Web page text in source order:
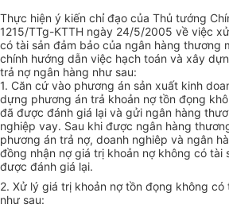
Thực hiện ý kiến chỉ đạo của Thủ tướng
1215/TTg-KTTH ngày 24/5/2005 về việc
có tài sản đảm bảo của ngân hàng thương
chính hướng dẫn việc hạch toán và xây
trả nợ ngân hàng như sau:
1. Căn cứ vào phương án sản xuất kinh
dựng phương án trả khoản nợ tồn đọng
đã được đánh giá lại và gửi ngân hàng
nghiệp vay. Sau khi được ngân hàng
phương án trả nợ, doanh nghiêp và ngân
đồng nhận nợ giá trị khoản nợ không có tài
được đánh giá lại.
2. Xử lý giá trị khoản nợ tồn đọng không
như sau: